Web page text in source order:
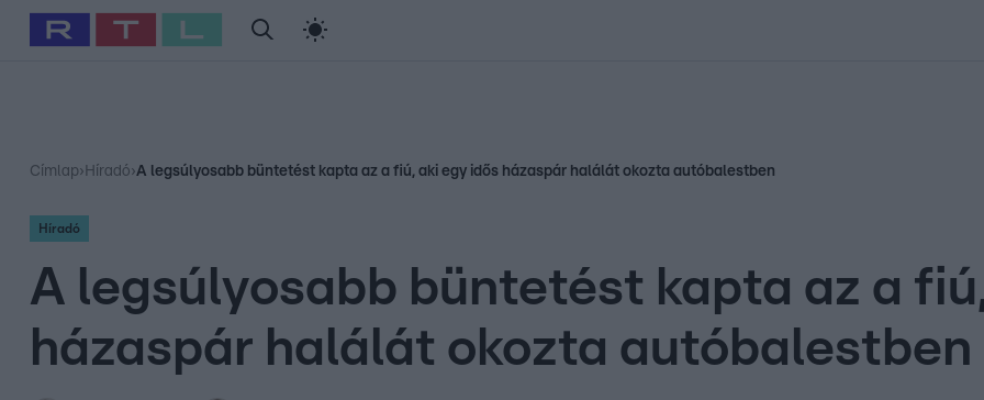
Babits Marcella Szellő István Most Wanted
Címlap› Híradó›A legsúlyosabb büntetést kapta az a fiú, aki egy idős házaspár halálát okozta autóbalestben
Híradó
A legsúlyosabb büntetést kapta az a
házaspár halálát okozta autóbalestben